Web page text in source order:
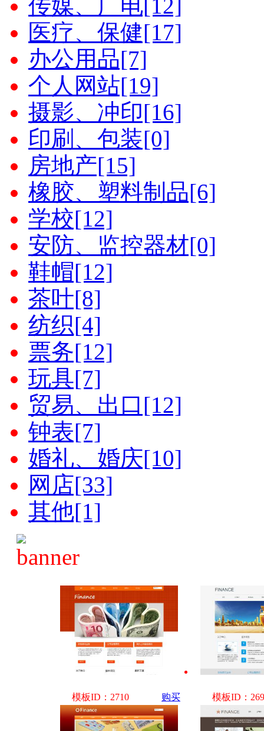
传媒、广电[12]
医疗、保健[17]
办公用品[7]
个人网站[19]
摄影、冲印[16]
印刷、包装[0]
房地产[15]
橡胶、塑料制品[6]
学校[12]
安防、监控器材[0]
鞋帽[12]
茶叶[8]
纺织[4]
票务[12]
玩具[7]
贸易、出口[12]
钟表[7]
婚礼、婚庆[10]
网店[33]
其他[1]
模板ID：2710 购买 模板ID：